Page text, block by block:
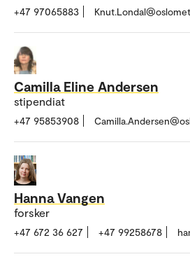
+47 97065883
Camilla Eline Andersen
stipendiat
+47 95853908
Hanna Vangen
forsker
+47 672 36 627 +47 99258678